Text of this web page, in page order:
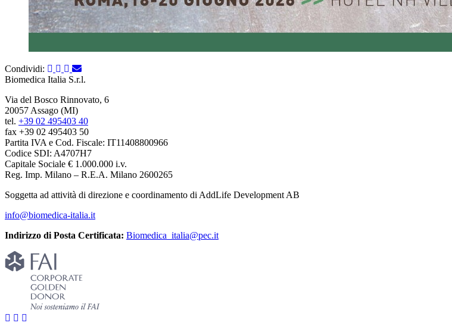
Condividi:
Biomedica Italia S.r.l.
Via del Bosco Rinnovato, 6
20057 Assago (MI)
tel. +39 02 495403 40
fax +39 02 495403 50
Partita IVA e Cod. Fiscale: IT11408800966
Codice SDI: A4707H7
Capitale Sociale € 1.000.000 i.v.
Reg. Imp. Milano – R.E.A. Milano 2600265
Soggetta ad attività di direzione e coordinamento di AddLife Development AB
info@biomedica-italia.it
Indirizzo di Posta Certificata: Biomedica_italia@pec.it